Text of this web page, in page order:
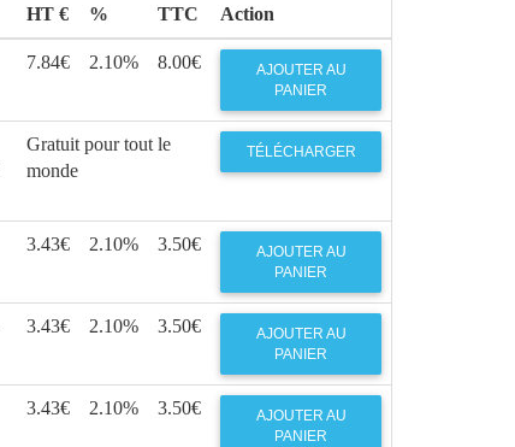
HT €
%
TTC
Action
7.84€ 2.10% 8.00€
AJOUTER AU
PANIER
Gratuit pour tout le
monde
TÉLÉCHARGER
3.43€ 2.10% 3.50€
AJOUTER AU
PANIER
3.43€ 2.10% 3.50€
AJOUTER AU
PANIER
3.43€ 2.10% 3.50€
AJOUTER AU
PANIER